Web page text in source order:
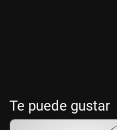
Te puede gustar